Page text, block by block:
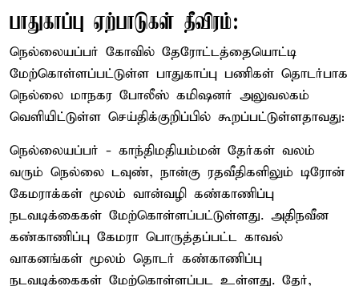
பாதுகாப்பு ஏற்பாடுகள் தீவிரம்:
நெல்லையப்பர் கோவில் தேரோட்டத்தையொட்டி
மேற்கொள்ளப்பட்டுள்ள பாதுகாப்பு பணிகள் தொடர்பாக
நெல்லை மாநகர போலீஸ் கமிஷனர் அலுவலகம்
வெளியிட்டுள்ள செய்திக்குறிப்பில் கூறப்பட்டுள்ளதாவது:
நெல்லையப்பர் - காந்திமதியம்மன் தேர்கள் வலம்
வரும் நெல்லை டவுண், நான்கு ரதவீதிகளிலும் டிரோன்
கேமராக்கள் மூலம் வான்வழி கண்காணிப்பு
நடவடிக்கைகள் மேற்கொள்ளப்பட்டுள்ளது. அதிநவீன
கண்காணிப்பு கேமரா பொருத்தப்பட்ட காவல்
வாகனங்கள் மூலம் தொடர் கண்காணிப்பு
நடவடிக்கைகள் மேற்கொள்ளப்பட உள்ளது. தேர்,